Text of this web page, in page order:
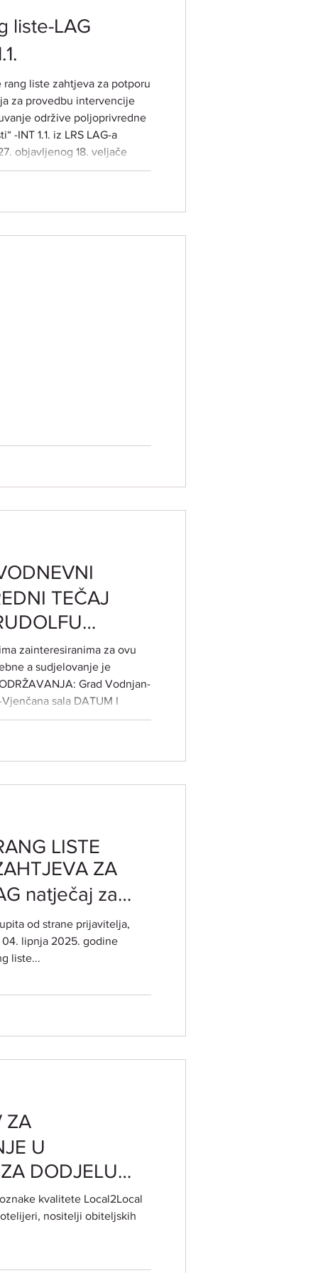
liste-LAG
liste zahtjeva za potporu
održive poljoprivredne
-INT 1.1. iz LRS LAG-a
objavljenog 18. veljače
natječaja: 001-11-25-01).
TEČAJ
i 20.11.2025. od
zainteresiranima za ovu
a sudjelovanje je
Grad Vodnjan-
sala DATUM I
i
godine PREDAVAČI:
Ajda Posavje Slovenija
LISTE
ZA
natječaj za
za razvoj i
proizvodnje i
od strane prijavitelja,
04. lipnja 2025. godine
liste...
ZA
U
DODJELU
kvalitete Local2Local
nositelji obiteljskih